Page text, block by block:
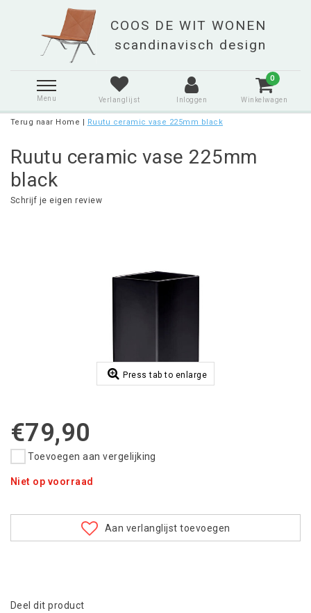
Menu Verlanglijst Inloggen
0
Winkelwagen
Terug naar Home | Ruutu ceramic vase 225mm black
Ruutu ceramic vase 225mm
black
Schrijf je eigen review
Press tab to enlarge
€79,90
Toevoegen aan vergelijking
Niet op voorraad
Aan verlanglijst toevoegen
Deel dit product